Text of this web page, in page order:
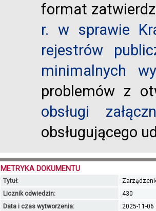
format
r. w sprawie
rejestrów
minimalnych
problemów z
obsługi
obsługującego
METRYKA DOKUMENTU
Tytuł:
Licznik odwiedzin:
430
Data i czas wytworzenia:
2025-11-06